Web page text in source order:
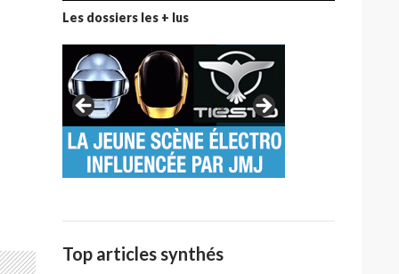
(1991)
Les dossiers les + lus
Top articles synthés